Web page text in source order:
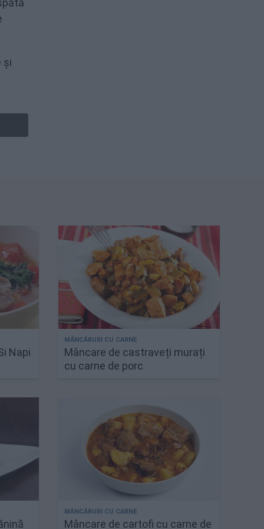
și
Napi
Mâncare de castraveți murați
cu carne de porc
Mâncare de cartofi cu carne de